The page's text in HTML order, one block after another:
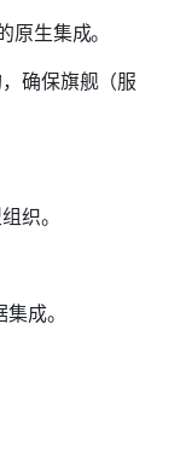
生集成。
确保旗舰（服
织。
成。